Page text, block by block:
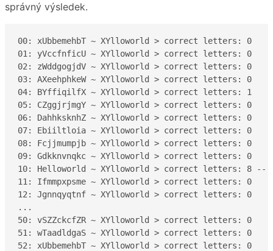
správný výsledek.
00: xUbbemehbT ~ XYlloworld > correct letters: 0
01: yVccfnficU ~ XYlloworld > correct letters: 0
02: zWddgogjdV ~ XYlloworld > correct letters: 0
03: AXeehphkeW ~ XYlloworld > correct letters: 0
04: BYffiqilfX ~ XYlloworld > correct letters: 1
05: CZggjrjmgY ~ XYlloworld > correct letters: 0
06: DahhksknhZ ~ XYlloworld > correct letters: 0
07: Ebiiltloia ~ XYlloworld > correct letters: 0
08: Fcjjmumpjb ~ XYlloworld > correct letters: 0
09: Gdkknvnqkc ~ XYlloworld > correct letters: 0
10: Helloworld ~ XYlloworld > correct letters: 8 --
11: Ifmmpxpsme ~ XYlloworld > correct letters: 0
12: Jgnnqyqtnf ~ XYlloworld > correct letters: 0
...
50: vSZZckcfZR ~ XYlloworld > correct letters: 0
51: wTaadldgaS ~ XYlloworld > correct letters: 0
52: xUbbemehbT ~ XYlloworld > correct letters: 0